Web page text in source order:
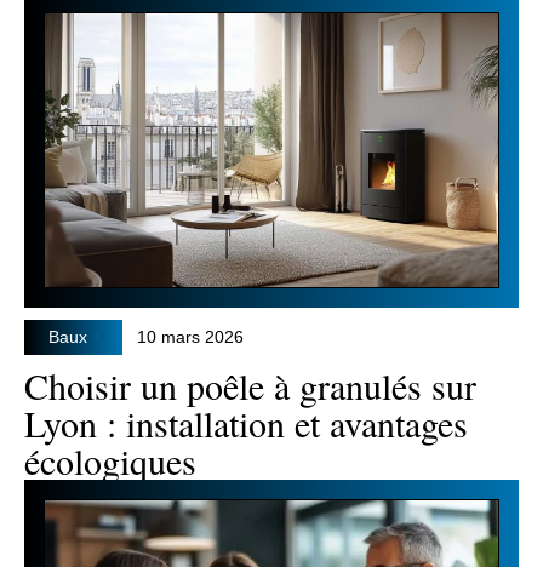
Baux 10 mars 2026
Choisir un poêle à granulés sur
Lyon : installation et avantages
écologiques